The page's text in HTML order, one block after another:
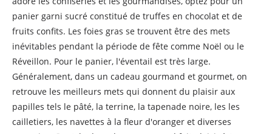
panier garni sucré constitué de truffes en chocolat et de
fruits confits. Les foies gras se trouvent être des mets
inévitables pendant la période de fête comme Noël ou le
Réveillon. Pour le panier, l'éventail est très large.
Généralement, dans un cadeau gourmand et gourmet, on
retrouve les meilleurs mets qui donnent du plaisir aux
papilles tels le pâté, la terrine, la tapenade noire, les les
cailletiers, les navettes à la fleur d'oranger et diverses